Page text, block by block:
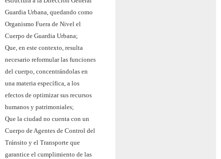
Guardia Urbana, quedando como
Organismo Fuera de Nivel el
Cuerpo de Guardia Urbana;
Que, en este contexto, resulta
necesario reformular las funciones
del cuerpo, concentrándolas en
una materia específica, a los
efectos de optimizar sus recursos
humanos y patrimoniales;
Que la ciudad no cuenta con un
Cuerpo de Agentes de Control del
Tránsito y el Transporte que
garantice el cumplimiento de las